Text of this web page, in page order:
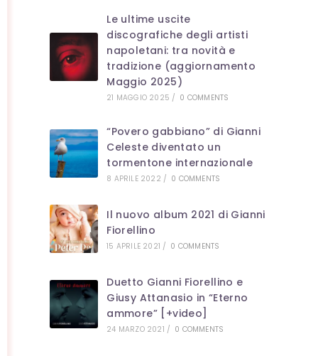
Le ultime uscite
discografiche degli artisti
napoletani: tra novità e
tradizione (aggiornamento
Maggio 2025)
21 MAGGIO 2025 / 0 COMMENTS
“Povero gabbiano” di Gianni
Celeste diventato un
tormentone internazionale
8 APRILE 2022 / 0 COMMENTS
Il nuovo album 2021 di Gianni
Fiorellino
15 APRILE 2021 / 0 COMMENTS
Duetto Gianni Fiorellino e
Giusy Attanasio in “Eterno
ammore” [+video]
24 MARZO 2021 / 0 COMMENTS